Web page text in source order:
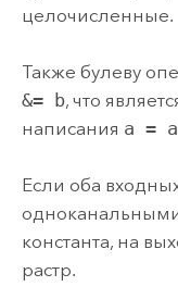
целочисленные.
Также булеву
&= b, что
написания a =
Если оба
константа, на
растр.